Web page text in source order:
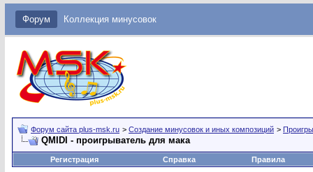
Форум Коллекция минусовок
Форум сайта plus-msk.ru > Создание минусовок и иных композиций >
QMIDI - проигрыватель для мака
Регистрация Справка Правила